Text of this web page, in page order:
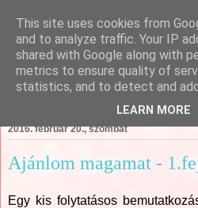
Csajági Ildikó -
2016. február 20., szombat
Ajánlom magamat -
Egy kis folytatásos
This site uses cookies from
and to analyze traffic. Your IP
shared with Google along with
metrics to ensure quality of
statistics, and to detect and
LEARN MORE